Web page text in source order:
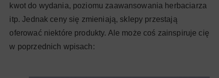
kwot do wydania, poziomu zaawansowania herbaciarza
itp. Jednak ceny się zmieniają, sklepy przestają
oferować niektóre produkty. Ale może coś zainspiruje cię
w poprzednich wpisach: